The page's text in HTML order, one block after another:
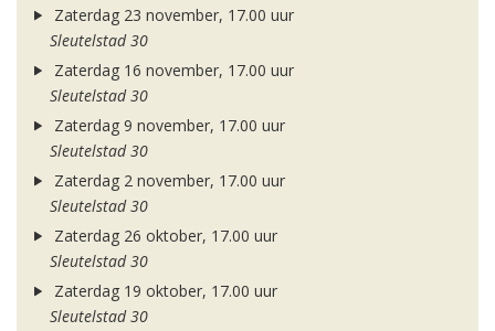
Zaterdag 23 november, 17.00 uur
Sleutelstad 30
Zaterdag 16 november, 17.00 uur
Sleutelstad 30
Zaterdag 9 november, 17.00 uur
Sleutelstad 30
Zaterdag 2 november, 17.00 uur
Sleutelstad 30
Zaterdag 26 oktober, 17.00 uur
Sleutelstad 30
Zaterdag 19 oktober, 17.00 uur
Sleutelstad 30